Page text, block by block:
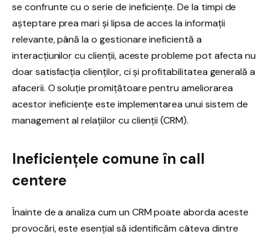
se confrunte cu o serie de ineficiențe. De la timpi de
așteptare prea mari și lipsa de acces la informații
relevante, până la o gestionare ineficientă a
interacțiunilor cu clienții, aceste probleme pot afecta nu
doar satisfacția clienților, ci și profitabilitatea generală a
afacerii. O soluție promițătoare pentru ameliorarea
acestor ineficiențe este implementarea unui sistem de
management al relațiilor cu clienții (CRM).
Ineficiențele comune în call
centere
Înainte de a analiza cum un CRM poate aborda aceste
provocări, este esențial să identificăm câteva dintre